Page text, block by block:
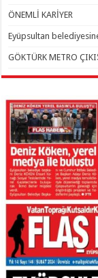
ÖNEMLİ KARİYER
Eyüpsultan
GÖKTÜRK METRO